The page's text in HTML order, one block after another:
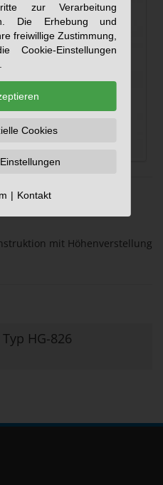
mit Höhenverstellung
HG-826
zur Verarbeitung
Die Erhebung und
freiwillige Zustimmung,
Einstellungen
Cookies
Kontakt